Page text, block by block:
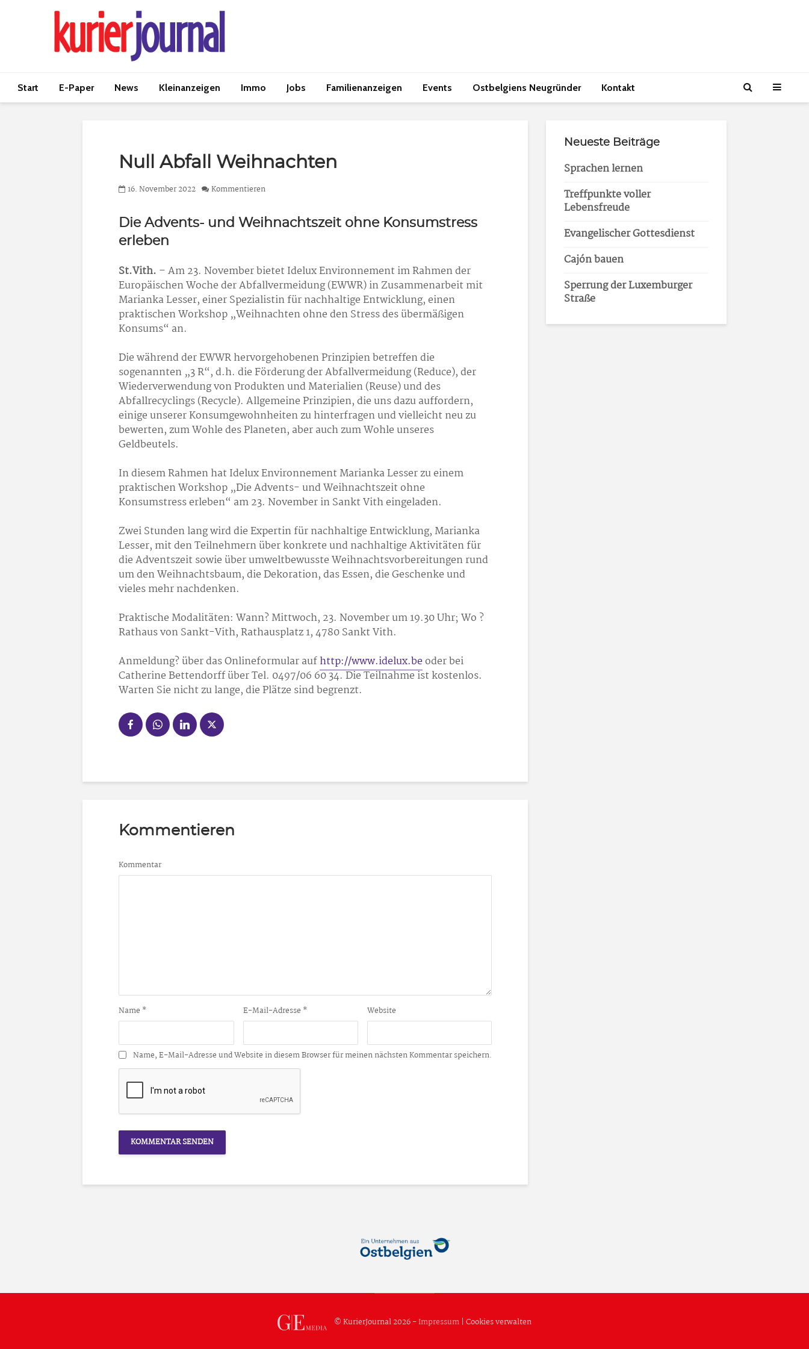
Start E-Paper News Kleinanzeigen Immo Jobs Familienanzeigen Events Ostbelgiens Neugründer Kontakt
Null Abfall Weihnachten
16. November 2022 Kommentieren
Die Advents- und Weihnachtszeit ohne Konsumstress
erleben
St.Vith. – Am 23. November bietet Idelux Environnement im Rahmen der
Europäischen Woche der Abfallvermeidung (EWWR) in Zusammenarbeit mit
Marianka Lesser, einer Spezialistin für nachhaltige Entwicklung, einen
praktischen Workshop „Weihnachten ohne den Stress des übermäßigen
Konsums“ an.
Die während der EWWR hervorgehobenen Prinzipien betreffen die
sogenannten „3 R“, d.h. die Förderung der Abfallvermeidung (Reduce), der
Wiederverwendung von Produkten und Materialien (Reuse) und des
Abfallrecyclings (Recycle). Allgemeine Prinzipien, die uns dazu auffordern,
einige unserer Konsumgewohnheiten zu hinterfragen und vielleicht neu zu
bewerten, zum Wohle des Planeten, aber auch zum Wohle unseres
Geldbeutels.
In diesem Rahmen hat Idelux Environnement Marianka Lesser zu einem
praktischen Workshop „Die Advents- und Weihnachtszeit ohne
Konsumstress erleben“ am 23. November in Sankt Vith eingeladen.
Zwei Stunden lang wird die Expertin für nachhaltige Entwicklung, Marianka
Lesser, mit den Teilnehmern über konkrete und nachhaltige Aktivitäten für
die Adventszeit sowie über umweltbewusste Weihnachtsvorbereitungen rund
um den Weihnachtsbaum, die Dekoration, das Essen, die Geschenke und
vieles mehr nachdenken.
Praktische Modalitäten: Wann? Mittwoch, 23. November um 19.30 Uhr; Wo ?
Rathaus von Sankt-Vith, Rathausplatz 1, 4780 Sankt Vith.
Anmeldung? über das Onlineformular aufhttp://www.idelux.beoder bei
Catherine Bettendorff über Tel. 0497/06 60 34. Die Teilnahme ist kostenlos.
Warten Sie nicht zu lange, die Plätze sind begrenzt.
Kommentieren
Kommentar
Name * E-Mail-Adresse * Website
Name, E-Mail-Adresse und Website in diesem Browser für meinen nächsten Kommentar speichern.
Neueste Beiträge
Sprachen lernen
Treffpunkte voller
Lebensfreude
Evangelischer Gottesdienst
Cajón bauen
Sperrung der Luxemburger
Straße
© KurierJournal 2026 -Impressum |Cookies verwalten